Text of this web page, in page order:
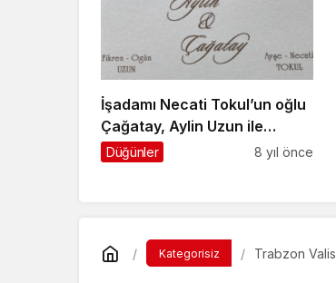
İşadamı Necati Tokul’un oğlu
Çağatay, Aylin Uzun ile
hayatını birleştiriyor
Düğünler 8 yıl önce
Kategorisiz Trabzon